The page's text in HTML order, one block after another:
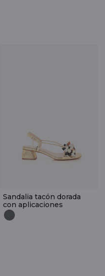
Sandalia tacón dorada
con aplicaciones